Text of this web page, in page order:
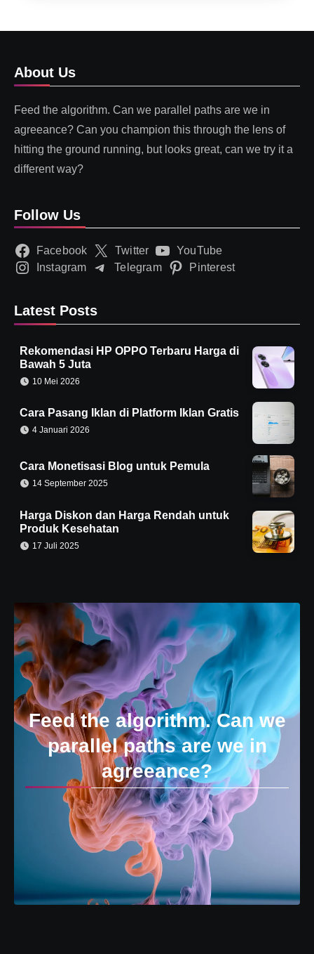
About Us
Feed the algorithm. Can we parallel paths are we in
agreeance? Can you champion this through the lens of
hitting the ground running, but looks great, can we try it a
different way?
Follow Us
Facebook Twitter
YouTube
Instagram
Telegram Pinterest
Latest Posts
Rekomendasi HP OPPO Terbaru Harga di
Bawah 5 Juta
10 Mei 2026
Cara Pasang Iklan di Platform Iklan Gratis
4 Januari 2026
Cara Monetisasi Blog untuk Pemula
14 September 2025
Harga Diskon dan Harga Rendah untuk
Produk Kesehatan
17 Juli 2025
Feed the algorithm. Can we
parallel paths are we in
agreeance?